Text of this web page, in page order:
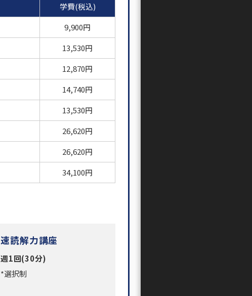
学費(税込)
9,900円
13,530円
12,870円
14,740円
13,530円
26,620円
26,620円
34,100円
速読解力講座
週1回(30分)
*選択制